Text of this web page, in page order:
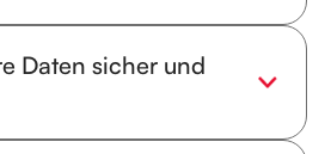
erklärbare Empfehlungen
zu generieren.
Daten sicher und